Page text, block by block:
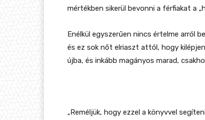
mértékben sikerül bevonni a férfiakat a
Enélkül egyszerűen nincs értelme arról
és ez sok nőt elriaszt attól, hogy
újba, és inkább magányos marad,
„Reméljük, hogy ezzel a könyvvel